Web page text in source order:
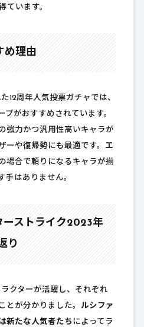
ています。
め理由
12周年人気投票ガチャでは、
がおすすめされています。
強力かつ汎用性高いキャラが
ーや復帰勢にも最適です。 エ
場合で頼りになるキャラが揃
手はありません。
ーストライク2023年
り
クターが活躍し、それぞれ
とが分かりました。 ルシファ
新たな人気者たち によってラ